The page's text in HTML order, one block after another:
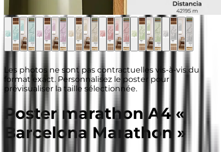
Les photos ne sont pas contractuelles vis-à-vis du
format exact. Personnalisez le poster pour
prévisualiser la taille sélectionnée.
Poster marathon A4 «
Barcelona Marathon »